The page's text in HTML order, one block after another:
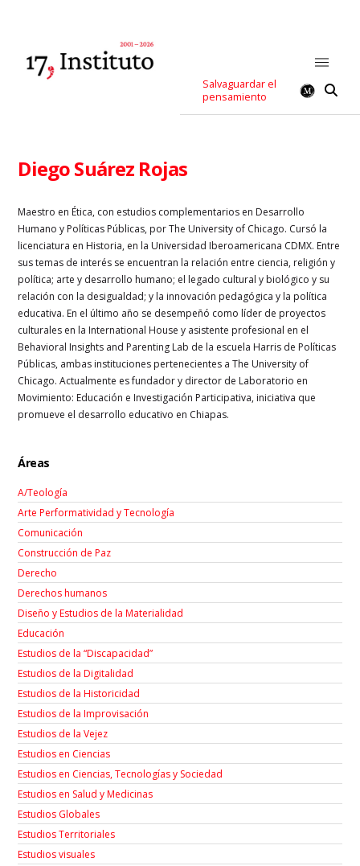
Salvaguardar el
pensamiento
Diego Suárez Rojas
Maestro en Ética, con estudios complementarios en Desarrollo
Humano y Políticas Públicas, por The University of Chicago. Cursó la
licenciatura en Historia, en la Universidad Iberoamericana CDMX. Entre
sus temas de interés se encuentran la relación entre ciencia, religión y
política; arte y desarrollo humano; el legado cultural y biológico y su
relación con la desigualdad; y la innovación pedagógica y la política
educativa. En el último año se desempeñó como líder de proyectos
culturales en la International House y asistente profesional en el
Behavioral Insights and Parenting Lab de la escuela Harris de Políticas
Públicas, ambas instituciones pertenecientes a The University of
Chicago. Actualmente es fundador y director de Laboratorio en
Movimiento: Educación e Investigación Participativa, iniciativa que
promueve el desarrollo educativo en Chiapas.
Áreas
A/Teología
Arte Performatividad y Tecnología
Comunicación
Construcción de Paz
Derecho
Derechos humanos
Diseño y Estudios de la Materialidad
Educación
Estudios de la “Discapacidad”
Estudios de la Digitalidad
Estudios de la Historicidad
Estudios de la Improvisación
Estudios de la Vejez
Estudios en Ciencias
Estudios en Ciencias, Tecnologías y Sociedad
Estudios en Salud y Medicinas
Estudios Globales
Estudios Territoriales
Estudios visuales